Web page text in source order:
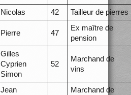
Nicolas 42 Tailleur de pierres
Pierre 47
Ex maître de
pension
Gilles
Cyprien
Simon
52
Marchand de
vins
Jean
Marchand de